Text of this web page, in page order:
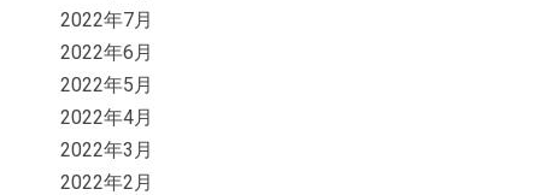
2022年7月
2022年6月
2022年5月
2022年4月
2022年3月
2022年2月